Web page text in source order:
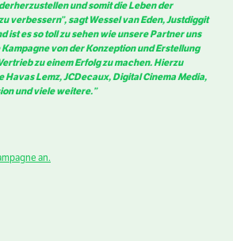
und somit die Leben der
verbessern”, sagt Wessel van Eden, Justdiggit
ist es so toll zu sehen wie unsere Partner uns
von der Konzeption und Erstellung
zu einem Erfolg zu machen. Hierzu
Lemz, JCDecaux, Digital Cinema Media,
und viele weitere.”
an.